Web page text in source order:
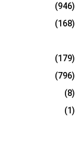
(946)
(168)
(179)
(796)
(8)
(1)